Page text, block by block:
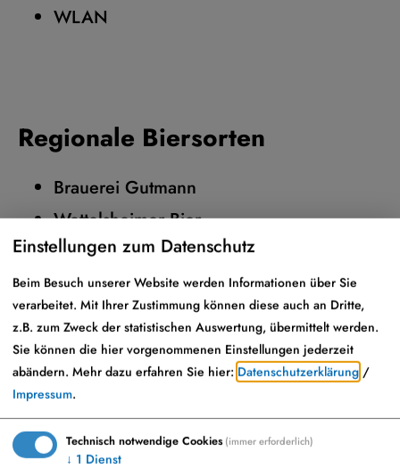
WLAN
Regionale Biersorten
Brauerei Gutmann
Wettelsheimer Bier
Adresse
Einstellungen zum Datenschutz
Beim Besuch unserer Website werden Informationen über Sie
verarbeitet. Mit Ihrer Zustimmung können diese auch an Dritte,
z.B. zum Zweck der statistischen Auswertung, übermittelt werden.
Sie können die hier vorgenommenen Einstellungen jederzeit
abändern. Mehr dazu erfahren Sie hier: Datenschutzerklärung /
Impressum.
Technisch notwendige Cookies(immer erforderlich)
↓ 1 Dienst